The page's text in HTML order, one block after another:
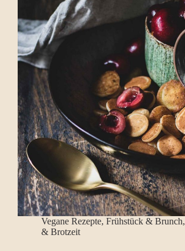
Vegane Rezepte, Frühstück & Brunch,
& Brotzeit